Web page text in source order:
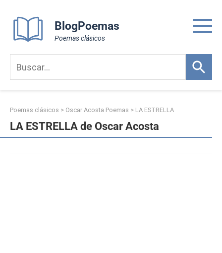
content
BlogPoemas
Poemas clásicos
Poemas clásicos > Oscar Acosta Poemas > LA ESTRELLA
LA ESTRELLA de Oscar Acosta